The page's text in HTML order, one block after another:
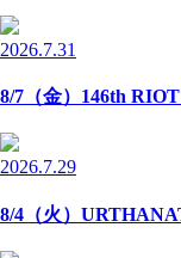
2026.7.31
8/7（金）146th
2026.7.29
8/4（火）